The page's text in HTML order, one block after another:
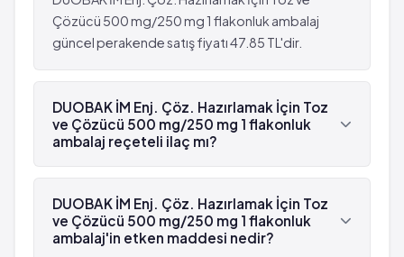
değişiklikler
İstenmeyen etkilerin bir çoğu tedavi kesildiğinde
normale döner.
ishalle seyreden barsak iltihabı
Kan değerlerinde bozukluk
Tüm vucutta kaşınan kırmızı benekler
Aşırı duyarlılık reaksiyonu ve buna bağlı şok
Bağırsaklarda iltihaplanma
Karaciğer testlerinde ve kan testlerinde
değişiklikler
İstenmeyen etkilerin bir çoğu tedavi kesildiğinde
normale döner.
Çözücü 500 mg/250 mg 1 flakonluk ambalaj
güncel perakende satış fiyatı 47.85 TL'dir.
DUOBAK İM Enj. Çöz. Hazırlamak İçin Toz
ve Çözücü 500 mg/250 mg 1 flakonluk
ambalaj reçeteli ilaç mı?
Evet, DUOBAK İM Enj. Çöz. Hazırlamak İçin Toz ve
Çözücü 500 mg/250 mg 1 flakonluk ambalaj
beyaz reçetelidir.
DUOBAK İM Enj. Çöz. Hazırlamak İçin Toz
ve Çözücü 500 mg/250 mg 1 flakonluk
ambalaj'in etken maddesi nedir?